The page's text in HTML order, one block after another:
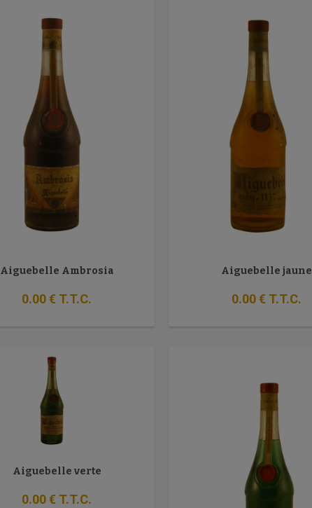
Aiguebelle Ambrosia
0.00€ T.T.C.
Aiguebelle jaune
0.00€ T.T.C.
Aiguebelle verte
0.00€ T.T.C.